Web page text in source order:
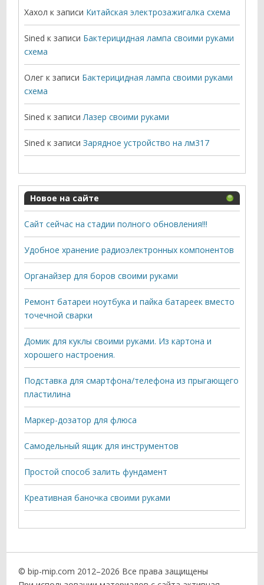
Хахол к записи Китайская электрозажигалка схема
Sined к записи Бактерицидная лампа своими руками
схема
Олег к записи Бактерицидная лампа своими руками
схема
Sined к записиЛазер своими руками
Sined к записиЗарядное устройство на лм317
Новое на сайте
Сайт сейчас на стадии полного обновления!!!
Удобное хранение радиоэлектронных компонентов
Органайзер для боров своими руками
Ремонт батареи ноутбука и пайка батареек вместо
точечной сварки
Домик для куклы своими руками. Из картона и
хорошего настроения.
Подставка для смартфона/телефона из прыгающего
пластилина
Маркер-дозатор для флюса
Самодельный ящик для инструментов
Простой способ залить фундамент
Креативная баночка своими руками
© bip-mip.com 2012–2026 Все права защищены